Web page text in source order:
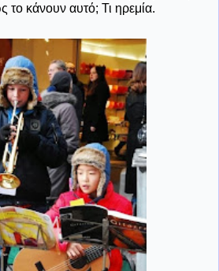
κάνουν αυτό; Τι ηρεμία.